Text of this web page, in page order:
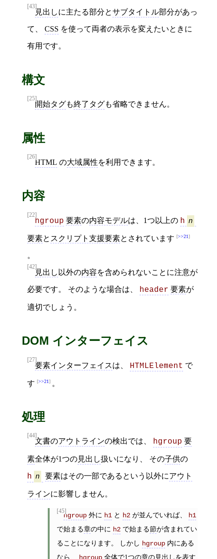
[43]
見出しに主たる部分とサブタイトル部分があっ
て、 CSS を使って両者の表示を変えたいときに
有用です。
構文
[25]
開始タグも終了タグも省略できません。
属性
[26]
HTML の大域属性を利用できます。
内容
[22]
hgroup 要素の内容モデルは、1つ以上の h n
要素と スクリプト支援要素とされています >>21
。
[42]
見出し 以外の内容を含められないことに注意が
必要です。 そのような場合は、 header 要素が
適切でしょう。
DOM インターフェイス
[27]
要素インターフェイスは、 HTMLElement で
す >>21 。
処理
[44]
文書のアウトラインの検出では、 hgroup 要
素全体が1つの見出し扱いになり、 その子供の
h n 要素はその一部であるという以外にアウト
ラインに影響しません。
[45]
hgroup外に h1 と h2が並んでいれば、
h1
で始まる章の中に h2で始まる節が含まれてい
ることになります。 しかし hgroup内にある
なら、
全体で1つの章の見出しを表す